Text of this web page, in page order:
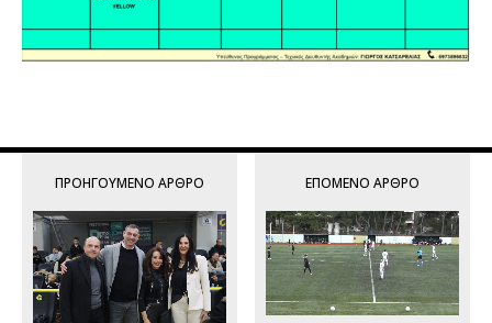
ΠΡΟΗΓΟΎΜΕΝΟ ΆΡΘΡΟ ΕΠΌΜΕΝΟ ΆΡΘΡΟ